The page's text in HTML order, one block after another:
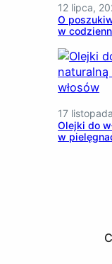
12 lipca,
O
w
17
Olejki do
w